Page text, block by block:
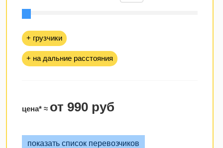
+ грузчики
+ на дальние расстояния
цена* ≈ от 990 руб
показать список перевозчиков